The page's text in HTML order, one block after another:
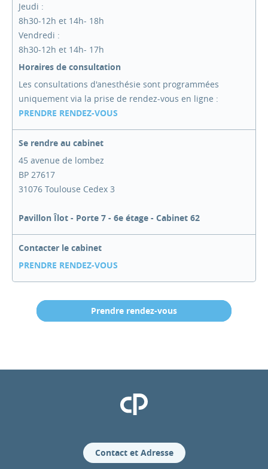
Jeudi :
8h30-12h et 14h- 18h
Vendredi :
8h30-12h et 14h- 17h
Horaires de consultation
Les consultations d'anesthésie sont programmées
uniquement via la prise de rendez-vous en ligne :
PRENDRE RENDEZ-VOUS
Se rendre au cabinet
45 avenue de lombez
BP 27617
31076 Toulouse Cedex 3
Pavillon Îlot - Porte 7 - 6e étage - Cabinet 62
Contacter le cabinet
PRENDRE RENDEZ-VOUS
Prendre rendez-vous
Clinique Pasteur
Contact et Adresse